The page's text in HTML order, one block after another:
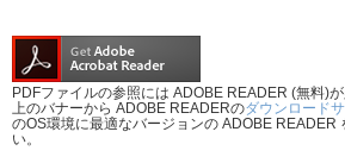
PDFファイルの参照には ADOBE READER (無料)が
上のバナーから ADOBE READERのダウンロード
のOS環境に最適なバージョンの ADOBE READER
い。